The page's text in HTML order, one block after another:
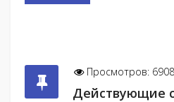
Просмотров: 6908
Действующие